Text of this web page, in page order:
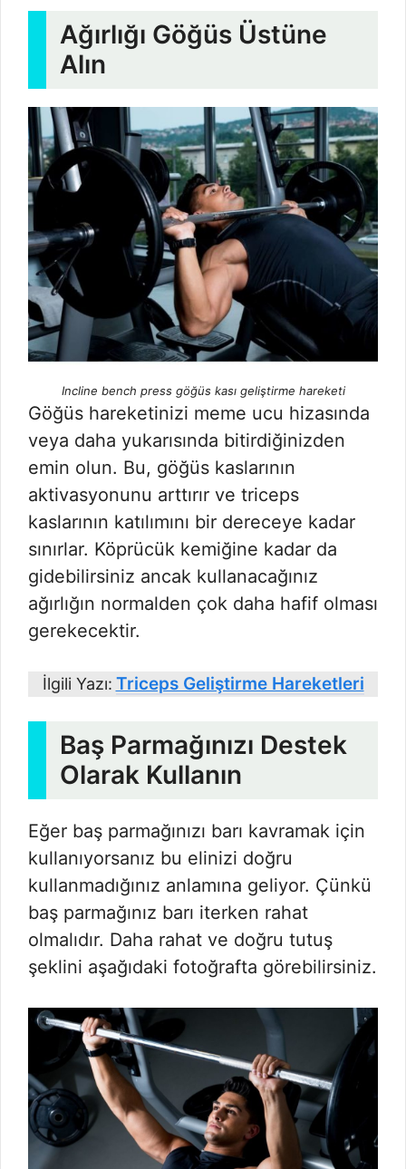
Ağırlığı Göğüs Üstüne
Alın
Incline bench press göğüs kası geliştirme hareketi
Göğüs hareketinizi meme ucu hizasında
veya daha yukarısında bitirdiğinizden
emin olun. Bu, göğüs kaslarının
aktivasyonunu arttırır ve triceps
kaslarının katılımını bir dereceye kadar
sınırlar. Köprücük kemiğine kadar da
gidebilirsiniz ancak kullanacağınız
ağırlığın normalden çok daha hafif olması
gerekecektir.
İlgili Yazı: Triceps Geliştirme Hareketleri
Baş Parmağınızı Destek
Olarak Kullanın
Eğer baş parmağınızı barı kavramak için
kullanıyorsanız bu elinizi doğru
kullanmadığınız anlamına geliyor. Çünkü
baş parmağınız barı iterken rahat
olmalıdır. Daha rahat ve doğru tutuş
şeklini aşağıdaki fotoğrafta görebilirsiniz.